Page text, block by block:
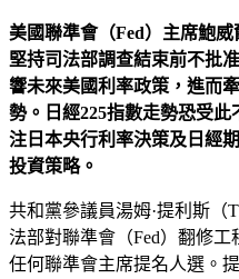
美國聯準會（Fed）主席鮑
堅持司法部調查結束前不批
響未來美國利率政策，進而
勢。日經225指數走勢恐受
注日本央行利率決策及日經
投資策略。
共和黨參議員湯姆·提利斯（
法部對聯準會（Fed）翻修
任何聯準會主席提名人選。